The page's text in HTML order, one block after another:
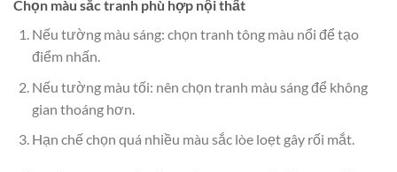
Chọn màu sắc tranh phù hợp nội thất
Nếu tường màu sáng: chọn tranh tông màu nổi để tạo
điểm nhấn.
Nếu tường màu tối: nên chọn tranh màu sáng để không
gian thoáng hơn.
Hạn chế chọn quá nhiều màu sắc lòe loẹt gây rối mắt.